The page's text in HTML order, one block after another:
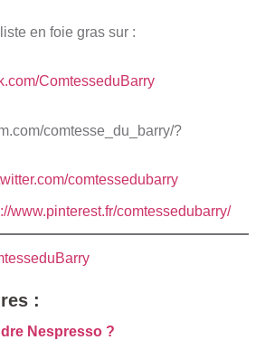
en foie gras sur :
ComtesseduBarry
comtesse_du_barry/?
comtessedubarry
www.pinterest.fr/comtessedubarry/
:
Nespresso ?